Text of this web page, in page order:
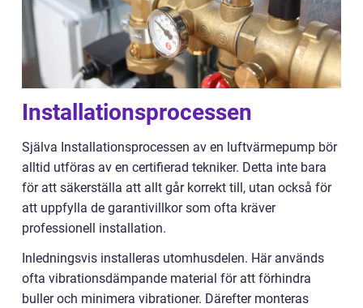
Installationsprocessen
Själva Installationsprocessen av en luftvärmepump bör
alltid utföras av en certifierad tekniker. Detta inte bara
för att säkerställa att allt går korrekt till, utan också för
att uppfylla de garantivillkor som ofta kräver
professionell installation.
Inledningsvis installeras utomhusdelen. Här används
ofta vibrationsdämpande material för att förhindra
buller och minimera vibrationer. Därefter monteras